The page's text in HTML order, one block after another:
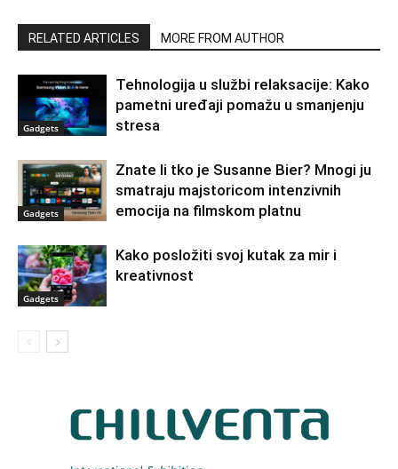
RELATED ARTICLES MORE FROM AUTHOR
Gadgets
Tehnologija u službi relaksacije: Kako
pametni uređaji pomažu u smanjenju
stresa
Gadgets
Znate li tko je Susanne Bier? Mnogi ju
smatraju majstoricom intenzivnih
emocija na filmskom platnu
Gadgets
Kako posložiti svoj kutak za mir i
kreativnost